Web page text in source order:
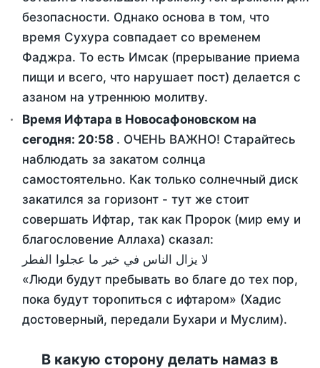
безопасности. Однако основа в том, что
время Сухура совпадает со временем
Фаджра. То есть Имсак (прерывание приема
пищи и всего, что нарушает пост) делается с
азаном на утреннюю молитву.
Время Ифтара в Новосафоновском на
сегодня: 20:58 . ОЧЕНЬ ВАЖНО! Старайтесь
наблюдать за закатом солнца
самостоятельно. Как только солнечный диск
закатился за горизонт - тут же стоит
совершать Ифтар, так как Пророк (мир ему и
благословение Аллаха) сказал:
لا يزال الناس في خير ما عجلوا الفطر
«Люди будут пребывать во благе до тех пор,
пока будут торопиться с ифтаром» (Хадис
достоверный, передали Бухари и Муслим).
В какую сторону делать намаз в